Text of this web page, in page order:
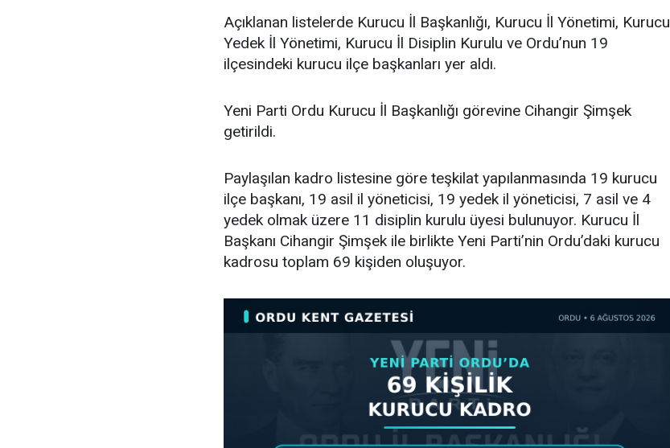
Açıklanan listelerde Kurucu İl Başkanlığı, Kurucu İl Yönetimi, Kurucu
Yedek İl Yönetimi, Kurucu İl Disiplin Kurulu ve Ordu’nun 19
ilçesindeki kurucu ilçe başkanları yer aldı.
Yeni Parti Ordu Kurucu İl Başkanlığı görevine Cihangir Şimşek
getirildi.
Paylaşılan kadro listesine göre teşkilat yapılanmasında 19 kurucu
ilçe başkanı, 19 asil il yöneticisi, 19 yedek il yöneticisi, 7 asil ve 4
yedek olmak üzere 11 disiplin kurulu üyesi bulunuyor. Kurucu İl
Başkanı Cihangir Şimşek ile birlikte Yeni Parti’nin Ordu’daki kurucu
kadrosu toplam 69 kişiden oluşuyor.